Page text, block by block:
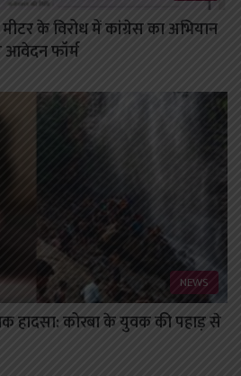
के विरोध में कांग्रेस का अभियान
आवेदन फॉर्म
NEWS
हादसा: कोरबा के युवक की पहाड़ से